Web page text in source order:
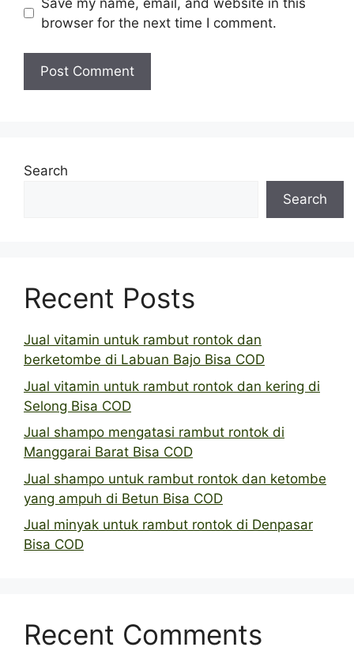
browser for the next time I comment.
Search
Search
Recent Posts
Jual vitamin untuk rambut rontok dan
berketombe di Labuan Bajo Bisa COD
Jual vitamin untuk rambut rontok dan kering di
Selong Bisa COD
Jual shampo mengatasi rambut rontok di
Manggarai Barat Bisa COD
Jual shampo untuk rambut rontok dan ketombe
yang ampuh di Betun Bisa COD
Jual minyak untuk rambut rontok di Denpasar
Bisa COD
Recent Comments